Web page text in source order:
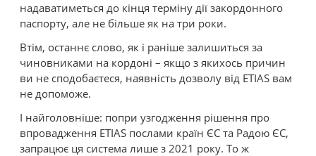
надаватиметься до кінця терміну дії закордонного
паспорту, але не більше як на три роки.
Втім, останнє слово, як і раніше залишиться за
чиновниками на кордоні – якщо з якихось причин
ви не сподобаєтеся, наявність дозволу від ETIAS вам
не допоможе.
І найголовніше: попри узгодження рішення про
впровадження ETIAS послами країн ЄС та Радою ЄС,
запрацює ця система лише з 2021 року. То ж